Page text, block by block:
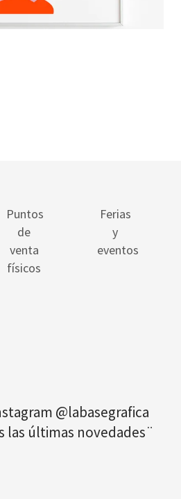
Puntos
de
venta
físicos
Ferias
y
eventos
@labasegrafica
las últimas novedades¨